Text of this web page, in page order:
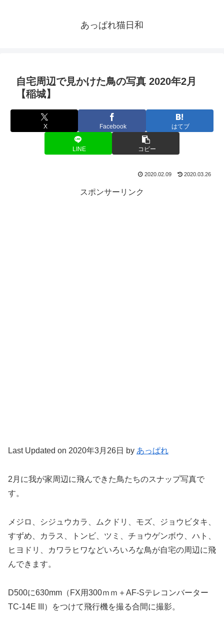
あっぱれ猫日和
自宅周辺で見かけた鳥の写真 2020年2月
【稲城】
X Facebook はてブ
LINE コピー
2020.02.09 2020.03.26
スポンサーリンク
Last Updated on 2020年3月26日 by あっぱれ
2月に我が家周辺に飛んできた鳥たちのスナップ写真で
す。
メジロ、シジュウカラ、ムクドリ、モズ、ジョウビタキ、
すずめ、カラス、トンビ、ツミ、チョウゲンボウ、ハト、
ヒヨドリ、カワラヒワなどいろいろな鳥が自宅の周辺に飛
んできます。
D500に630mm（FX用300ｍｍ＋AF-Sテレコンバーター
TC-14E III）をつけて飛行機を撮る合間に撮影。